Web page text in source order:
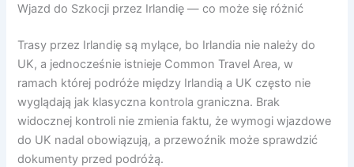
Wjazd do Szkocji przez Irlandię — co może się różnić
Trasy przez Irlandię są mylące, bo Irlandia nie należy do
UK, a jednocześnie istnieje Common Travel Area, w
ramach której podróże między Irlandią a UK często nie
wyglądają jak klasyczna kontrola graniczna. Brak
widocznej kontroli nie zmienia faktu, że wymogi wjazdowe
do UK nadal obowiązują, a przewoźnik może sprawdzić
dokumenty przed podróżą.